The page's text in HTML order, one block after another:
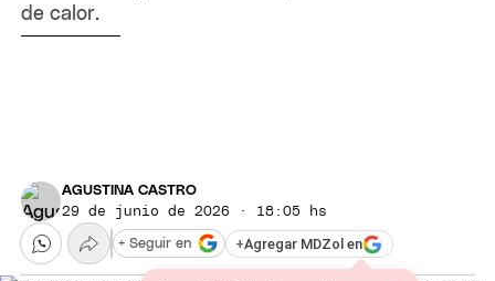
de calor.
AGUSTINA CASTRO
29 de junio de 2026 · 18:05 hs
+Agregar MDZol en
+ Seguir en